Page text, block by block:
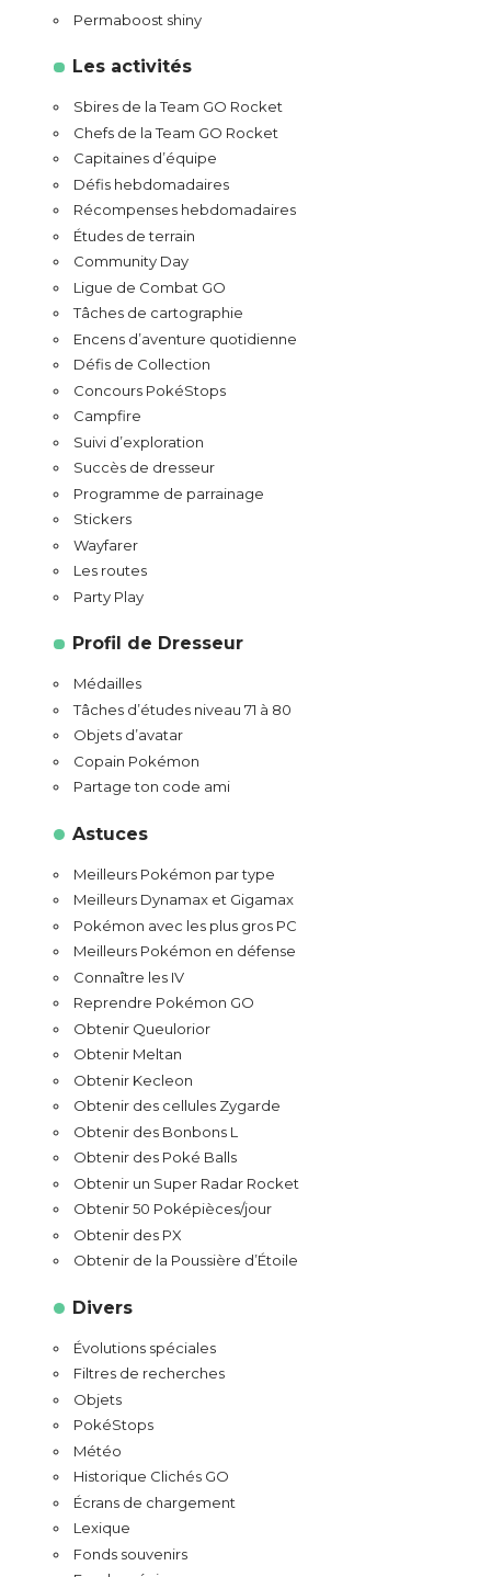
Permaboost shiny
Les activités
Sbires de la Team GO Rocket
Chefs de la Team GO Rocket
Capitaines d’équipe
Défis hebdomadaires
Récompenses hebdomadaires
Études de terrain
Community Day
Ligue de Combat GO
Tâches de cartographie
Encens d’aventure quotidienne
Défis de Collection
Concours PokéStops
Campfire
Suivi d’exploration
Succès de dresseur
Programme de parrainage
Stickers
Wayfarer
Les routes
Party Play
Profil de Dresseur
Médailles
Tâches d’études niveau 71 à 80
Objets d’avatar
Copain Pokémon
Partage ton code ami
Astuces
Meilleurs Pokémon par type
Meilleurs Dynamax et Gigamax
Pokémon avec les plus gros PC
Meilleurs Pokémon en défense
Connaître les IV
Reprendre Pokémon GO
Obtenir Queulorior
Obtenir Meltan
Obtenir Kecleon
Obtenir des cellules Zygarde
Obtenir des Bonbons L
Obtenir des Poké Balls
Obtenir un Super Radar Rocket
Obtenir 50 Poképièces/jour
Obtenir des PX
Obtenir de la Poussière d’Étoile
Divers
Évolutions spéciales
Filtres de recherches
Objets
PokéStops
Météo
Historique Clichés GO
Écrans de chargement
Lexique
Fonds souvenirs